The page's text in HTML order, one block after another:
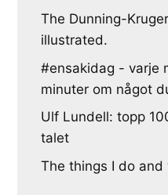
The Dunning-
illustrated.
#ensakidag - varje
minuter om något
Ulf Lundell: topp
talet
The things I do and